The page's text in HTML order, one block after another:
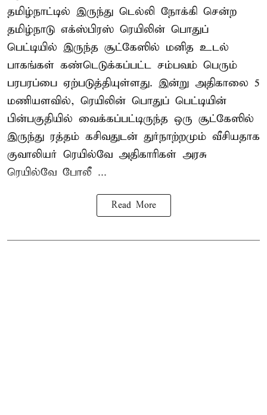
தமிழ்நாட்டில் இருந்து டெல்லி நோக்கி சென்ற
தமிழ்நாடு எக்ஸ்பிரஸ் ரெயிலின் பொதுப்
பெட்டியில் இருந்த சூட்கேஸில் மனித உடல்
பாகங்கள் கண்டெடுக்கப்பட்ட சம்பவம் பெரும்
பரபரப்பை ஏற்படுத்தியுள்ளது. இன்று அதிகாலை 5
மணியளவில், ரெயிலின் பொதுப் பெட்டியின்
பின்பகுதியில் வைக்கப்பட்டிருந்த ஒரு சூட்கேஸில்
இருந்து ரத்தம் கசிவதுடன் துர்நாற்றமும் வீசியதாக
குவாலியர் ரெயில்வே அதிகாரிகள் அரசு
ரெயில்வே போலீ ...
Read More